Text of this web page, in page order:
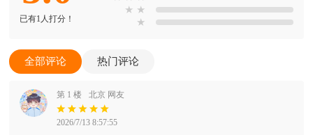
已有1人打分！
★ ★
★
全部评论 热门评论
第 1 楼 北京 网友
2026/7/13 8:57:55